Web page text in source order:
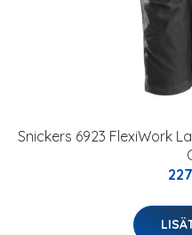
Snickers 6923 FlexiWork